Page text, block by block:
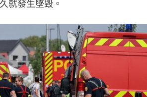
就發生墜毀。